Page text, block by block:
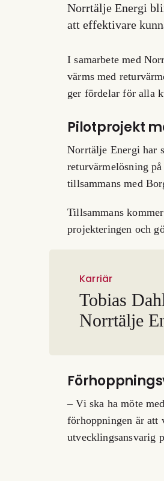
Norrtälje Energi
att effektivare
I samarbete med
värms med
ger fördelar för alla
Pilotprojekt
Norrtälje Energi har
returvärmelösning
tillsammans med
Tillsammans
projekteringen och
Karriär
Tobias
Norrtälje
– Vi ska ha möte
förhoppningen är att
utvecklingsansvarig